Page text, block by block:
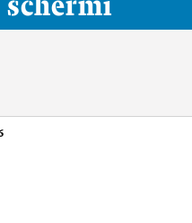
schermi